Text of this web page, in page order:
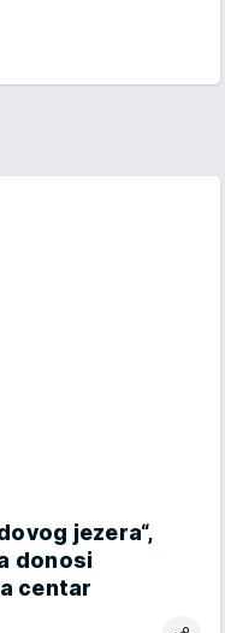
jezera“,
donosi
centar